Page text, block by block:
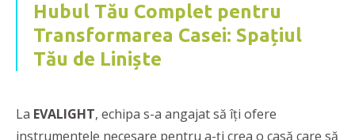
Hubul Tău Complet pentru
Transformarea Casei: Spațiul
Tău de Liniște
La EVALIGHT, echipa s-a angajat să îți ofere
instrumentele necesare pentru a-ți crea o casă care să